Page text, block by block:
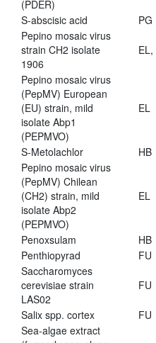
(PDER)
S-abscisic acid
PG
Pepino mosaic virus
strain CH2 isolate
1906
EL,
Pepino mosaic virus
(PepMV) European
(EU) strain, mild
isolate Abp1
(PEPMVO)
EL
S-Metolachlor HB
Pepino mosaic virus
(PepMV) Chilean
(CH2) strain, mild
isolate Abp2
(PEPMVO)
EL
Penoxsulam HB
Penthiopyrad
FU
Saccharomyces
cerevisiae strain
LAS02
FU
Salix spp. cortex FU
Sea-algae extract